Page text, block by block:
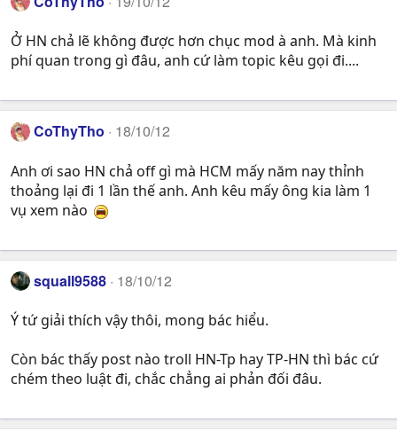
Ở HN chả lẽ không được hơn chục mod à anh. Mà kinh
phí quan trong gì đâu, anh cứ làm topic kêu gọi đi....
CoThyTho 18/10/12
Anh ơi sao HN chả off gì mà HCM mấy năm nay thỉnh
thoảng lại đi 1 lần thế anh. Anh kêu mấy ông kia làm 1
vụ xem nào
squall9588 18/10/12
Ý tứ giải thích vậy thôi, mong bác hiểu.
Còn bác thấy post nào troll HN-Tp hay TP-HN thì bác cứ
chém theo luật đi, chắc chẳng ai phản đối đâu.